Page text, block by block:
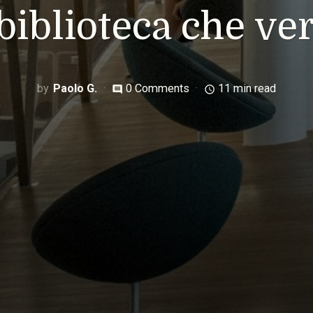
che
Paolo G. comment 0 Comments access_time 11 min read